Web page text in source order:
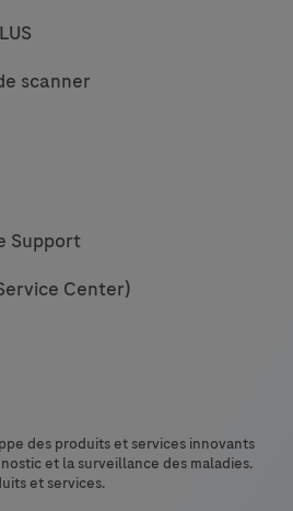
scanner
Support
Center)
des produits et services innovants
et la surveillance des maladies.
et services.